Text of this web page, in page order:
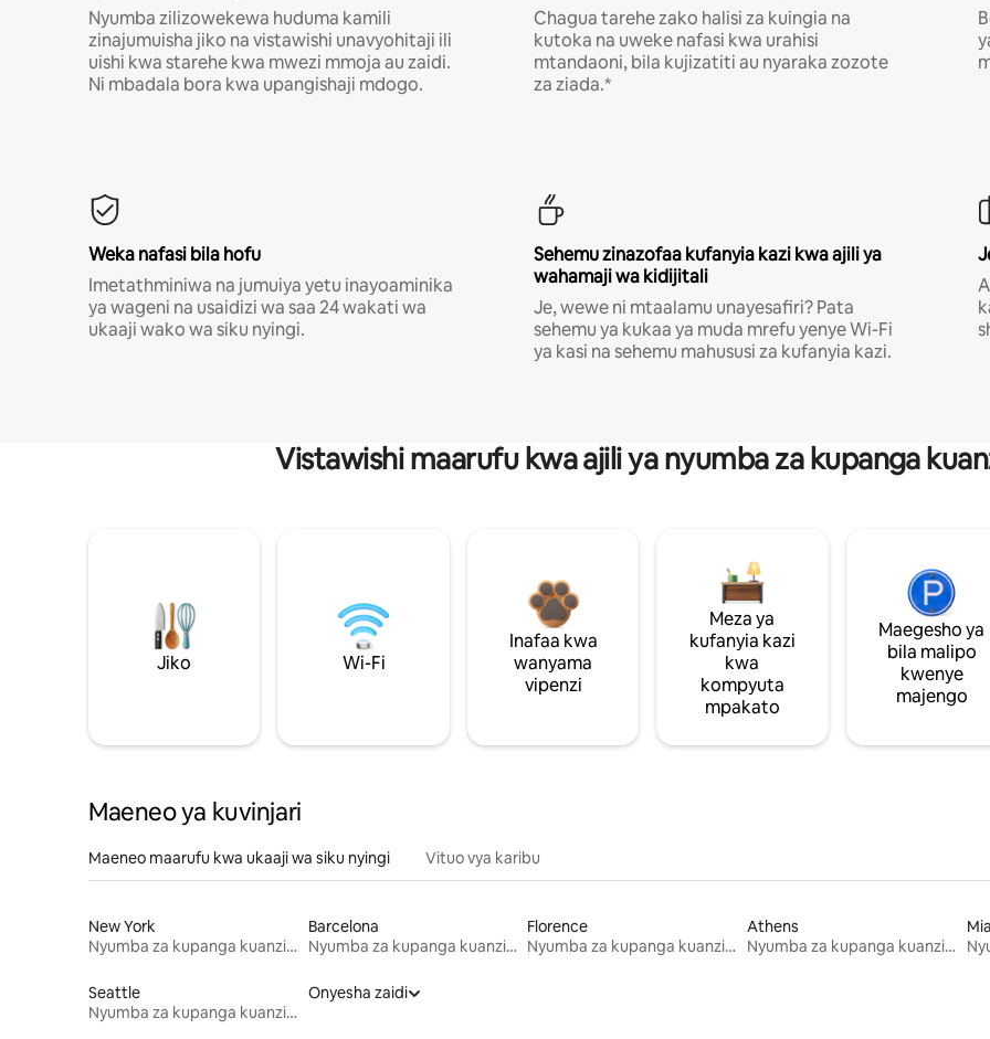
Nyumba zilizowekewa huduma kamili
zinajumuisha jiko na vistawishi unavyohitaji ili
uishi kwa starehe kwa mwezi mmoja au zaidi.
Ni mbadala bora kwa upangishaji mdogo.
Chagua tarehe zako halisi za kuingia na
kutoka na uweke nafasi kwa urahisi
mtandaoni, bila kujizatiti au nyaraka zozote
za ziada.*
Weka nafasi bila hofu
Imetathminiwa na jumuiya yetu inayoaminika
ya wageni na usaidizi wa saa 24 wakati wa
ukaaji wako wa siku nyingi.
Sehemu zinazofaa kufanyia kazi kwa ajili ya
wahamaji wa kidijitali
Je, wewe ni mtaalamu unayesafiri? Pata
sehemu ya kukaa ya muda mrefu yenye Wi-Fi
ya kasi na sehemu mahususi za kufanyia kazi.
Vistawishi maarufu kwa ajili ya nyumba za kupanga
Jiko Wi-Fi
Inafaa kwa
wanyama
vipenzi
Meza ya
kufanyia kazi
kwa
kompyuta
mpakato
Maegesho ya
bila malipo
kwenye
majengo
Maeneo ya kuvinjari
Maeneo maarufu kwa ukaaji wa siku nyingi Vituo vya karibu
New York
Nyumba za kupanga kuanzia mwezi mmoja
Barcelona
Nyumba za kupanga kuanzia mwezi mmoja
Florence
Nyumba za kupanga kuanzia mwezi mmoja
Athens
Nyumba za kupanga kuanzia mwezi mmoja
Seattle
Nyumba za kupanga kuanzia mwezi mmoja
Onyesha zaidi